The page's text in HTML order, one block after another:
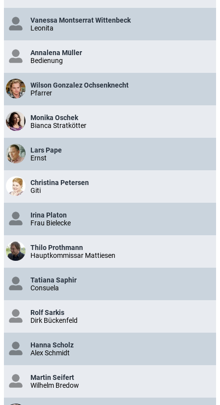
Vanessa Montserrat Wittenbeck
Leonita
Annalena Müller
Bedienung
Wilson Gonzalez Ochsenknecht
Pfarrer
Monika Oschek
Bianca Stratkötter
Lars Pape
Ernst
Christina Petersen
Giti
Irina Platon
Frau Bielecke
Thilo Prothmann
Hauptkommissar Mattiesen
Tatiana Saphir
Consuela
Rolf Sarkis
Dirk Bückenfeld
Hanna Scholz
Alex Schmidt
Martin Seifert
Wilhelm Bredow